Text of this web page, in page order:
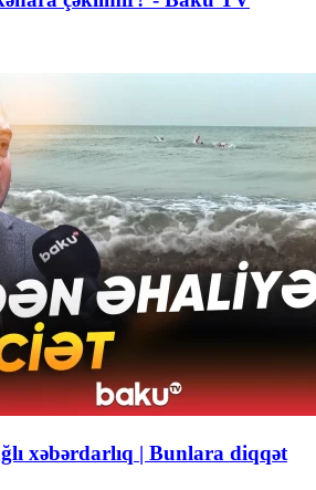
xəbərdarlıq | Bunlara diqqət